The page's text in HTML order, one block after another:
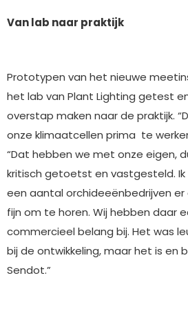
Van lab naar praktijk
Prototypen van het nieuwe
het lab van Plant Lighting getest
overstap maken naar de praktijk.
onze klimaatcellen prima te
“Dat hebben we met onze eigen,
kritisch getoetst en vastgesteld.
een aantal orchideeënbedrijven
fijn om te horen. Wij hebben daar
commercieel belang bij. Het was
bij de ontwikkeling, maar het is en
Sendot.”